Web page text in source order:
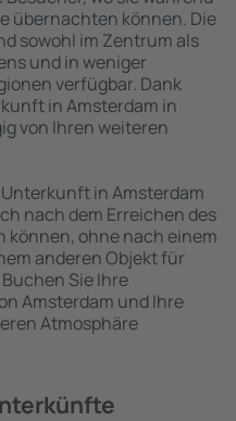
übernachten können. Die
sowohl im Zentrum als
und in weniger
verfügbar. Dank
in Amsterdam in
von Ihren weiteren
in Amsterdam
nach dem Erreichen des
können, ohne nach einem
anderen Objekt für
Sie Ihre
Amsterdam und Ihre
Atmosphäre